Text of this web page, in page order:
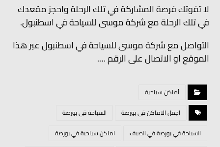
لا تفوتك فرصة المشاركة في تلك الرحلة واحجز مقعدك
في تلك الرحلة مع شركة موسى للسياحة في اسطنبول.
التواصل مع شركة موسى للسياحة في اسطنبول عبر هذا
الموقع او الاتصال على الرقم ….
أماكن سياحية
اجمل الاماكن في بورصة
السياحة في بورصة
السياحة في بورصة في الصيف
اماكن سياحية في بورصة